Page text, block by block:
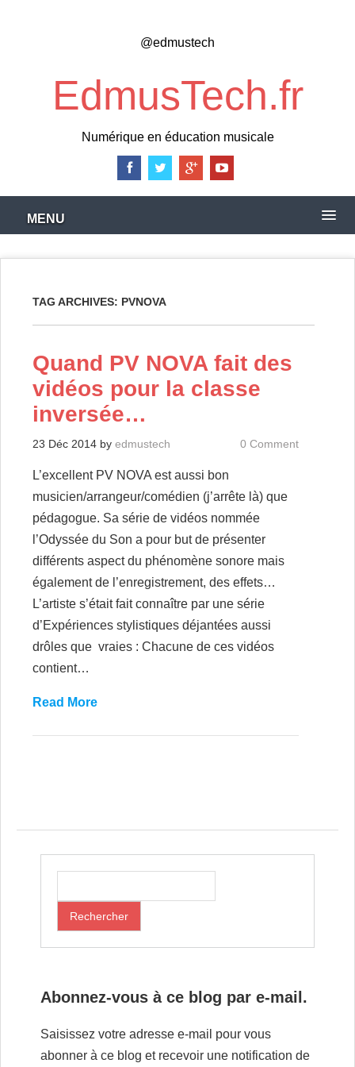
@edmustech
EdmusTech.fr
Numérique en éducation musicale
MENU
TAG ARCHIVES: PVNOVA
Quand PV NOVA fait des
vidéos pour la classe
inversée…
23 Déc 2014 by edmustech 0 Comment
L’excellent PV NOVA est aussi bon
musicien/arrangeur/comédien (j’arrête là) que
pédagogue. Sa série de vidéos nommée
l’Odyssée du Son a pour but de présenter
différents aspect du phénomène sonore mais
également de l’enregistrement, des effets…
L’artiste s’était fait connaître par une série
d’Expériences stylistiques déjantées aussi
drôles que vraies : Chacune de ces vidéos
contient…
Read More
Abonnez-vous à ce blog par e-mail.
Saisissez votre adresse e-mail pour vous
abonner à ce blog et recevoir une notification de